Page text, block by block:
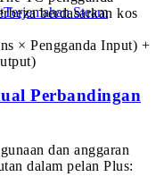
Terjemahan Steam
berdasarkan kos
× Pengganda Input) +
Perbandingan
dan anggaran
dalam pelan Plus: